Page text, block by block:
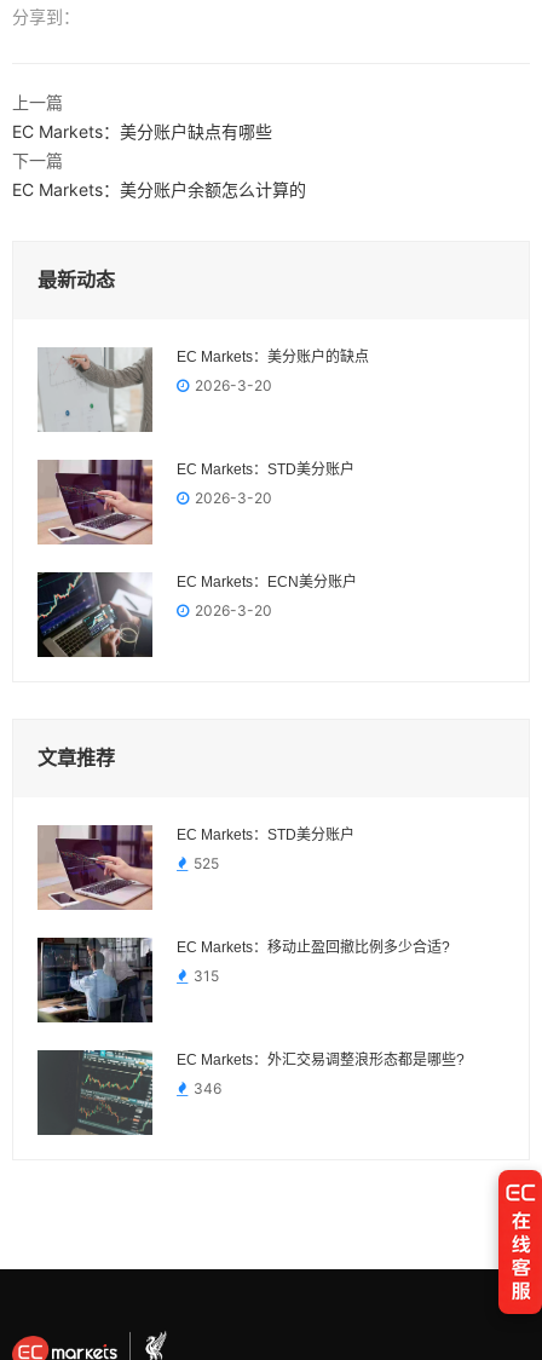
分享到：
上一篇
EC Markets：美分账户缺点有哪些
下一篇
EC Markets：美分账户余额怎么计算的
最新动态
EC Markets：美分账户的缺点
2026-3-20
EC Markets：STD美分账户
2026-3-20
EC Markets：ECN美分账户
2026-3-20
文章推荐
EC Markets：STD美分账户
525
EC Markets：移动止盈回撤比例多少合适?
315
EC Markets：外汇交易调整浪形态都是哪些?
346